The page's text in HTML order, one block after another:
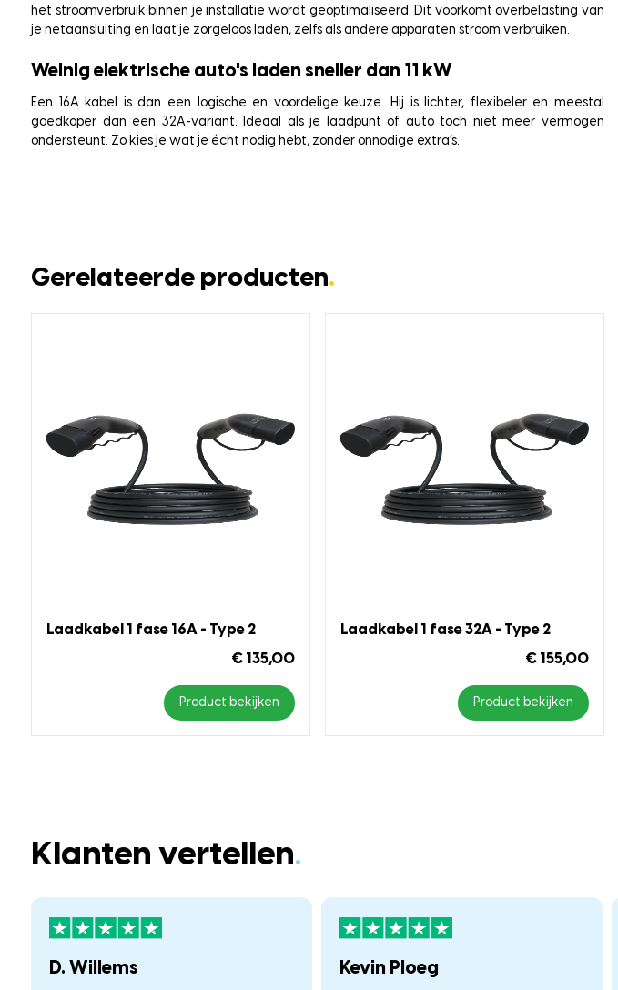
het stroomverbruik binnen je installatie wordt geoptimaliseerd. Dit voorkomt overbelasting van
je netaansluiting en laat je zorgeloos laden, zelfs als andere apparaten stroom verbruiken.
Weinig elektrische auto's laden sneller dan 11 kW
Een 16A kabel is dan een logische en voordelige keuze. Hij is lichter, flexibeler en meestal
goedkoper dan een 32A-variant. Ideaal als je laadpunt of auto toch niet meer vermogen
ondersteunt. Zo kies je wat je écht nodig hebt, zonder onnodige extra’s.
Gerelateerde producten.
Laadkabel 1 fase 16A - Type 2
€ 135,00
Product bekijken
Laadkabel 1 fase 32A - Type 2
€ 155,00
Product bekijken
Klanten vertellen.
D. Willems Kevin Ploeg